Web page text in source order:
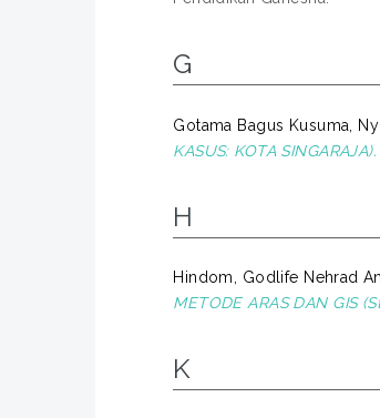
G
Gotama Bagus Kusuma,
KASUS: KOTA SINGARAJA).
H
Hindom, Godlife Nehrad
METODE ARAS DAN GIS
K